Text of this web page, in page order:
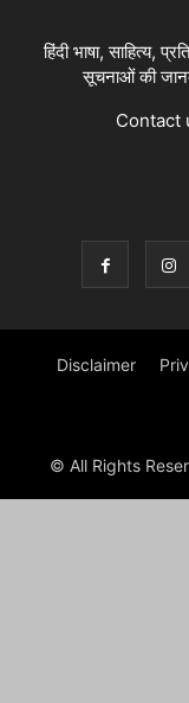
हिंदी भाषा, साहित्य,
सूचनाओं की
Contact
Disclaimer
© All Rights